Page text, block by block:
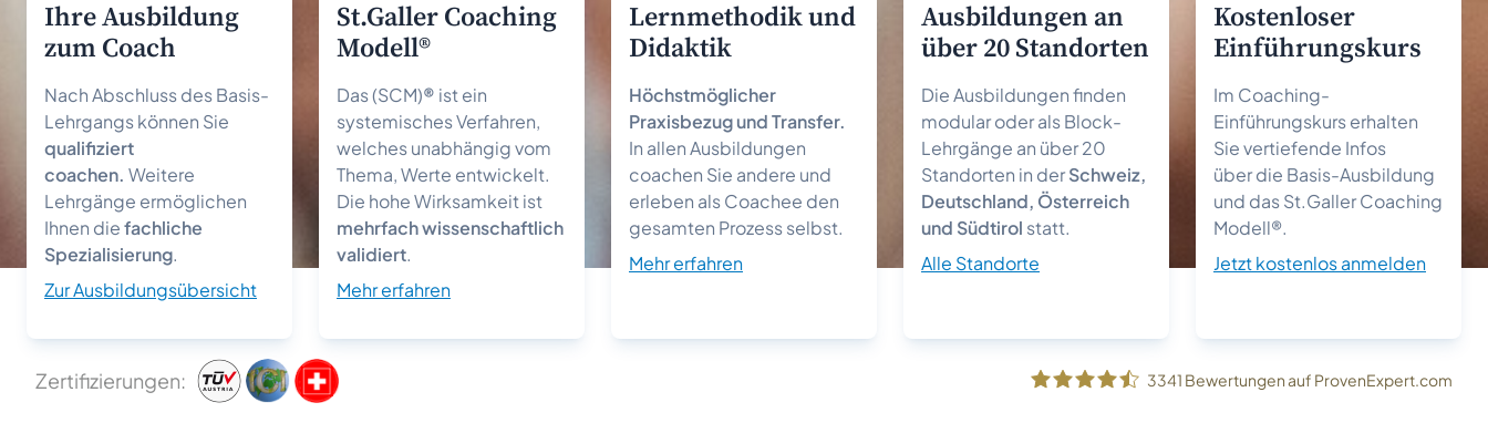
Ihre Aus­bildung
zum Coach
Nach Abschluss des Basis-
Lehrgangs können Sie
qualifiziert
coachen. Weitere
Lehrgänge ermöglichen
Ihnen diefachliche
Spezialisierung.
Zur Ausbildungsübersicht
St.Galler Coaching
Modell®
Das (SCM)® ist ein
systemisches Verfahren,
welches unabhängig vom
Thema, Werte entwickelt.
Die hohe Wirksamkeit ist
mehrfach wissenschaftlich
validiert.
Mehr erfahren
Lernmethodik und
Didaktik
Höchstmöglicher
Praxisbezug und Transfer.
In allen Ausbildungen
coachen Sie andere und
erleben als Coachee den
gesamten Prozess selbst.
Mehr erfahren
Ausbildungen an
über 20 Standorten
Die Ausbildungen finden
modular oder als Block-
Lehrgänge an über 20
Standorten in derSchweiz,
Deutschland, Österreich
und Südtirol statt.
Alle Standorte
Kostenloser
Einführungs­kurs
Im Coaching-
Einführungskurs erhalten
Sie vertiefende Infos
über die Basis-Ausbildung
und das St.Galler Coaching
Modell®.
Jetzt kostenlos anmelden
Zertifizierungen 3341 Bewertungen auf ProvenExpert.com